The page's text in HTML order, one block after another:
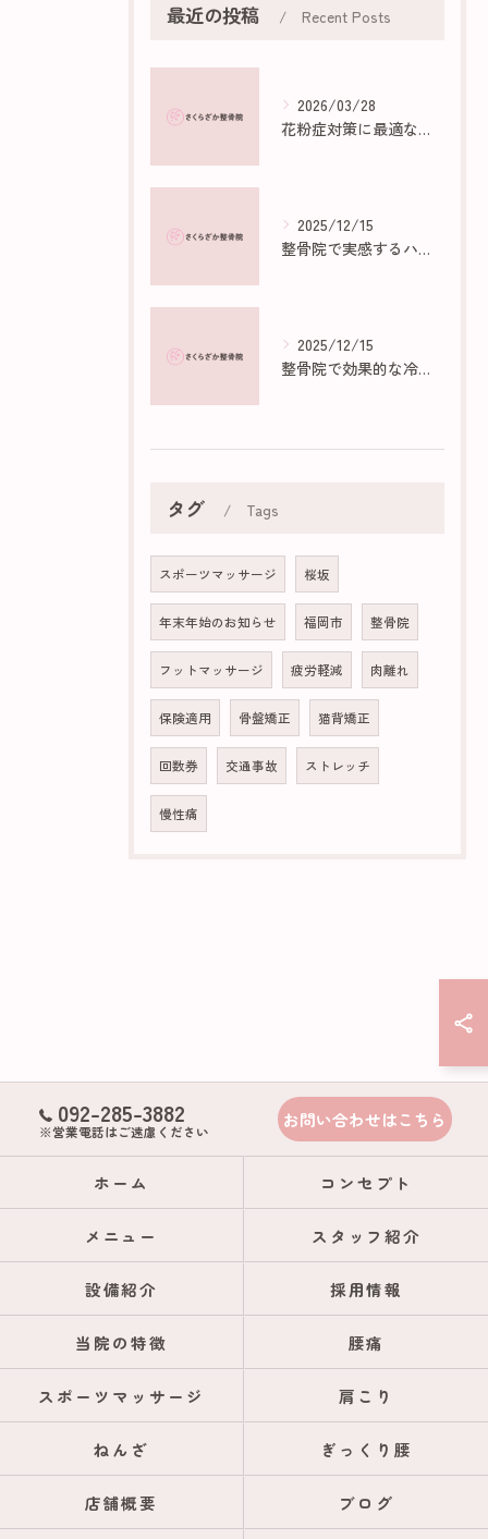
最近の投稿 Recent Posts
2026/03/28
花粉症対策に最適な部屋作りのポイント
2025/12/15
整骨院で実感するハイボルトの効果と仕組み
2025/12/15
整骨院で効果的な冷え性マッサージ法
タグ Tags
スポーツマッサージ 桜坂
年末年始のお知らせ 福岡市 整骨院
フットマッサージ 疲労軽減 肉離れ
保険適用 骨盤矯正 猫背矯正
回数券 交通事故 ストレッチ
慢性痛
092-285-3882
※営業電話はご遠慮ください
お問い合わせはこちら
ホーム コンセプト
メニュー スタッフ紹介
設備紹介 採用情報
当院の特徴 腰痛
スポーツマッサージ 肩こり
ねんざ ぎっくり腰
店舗概要 ブログ